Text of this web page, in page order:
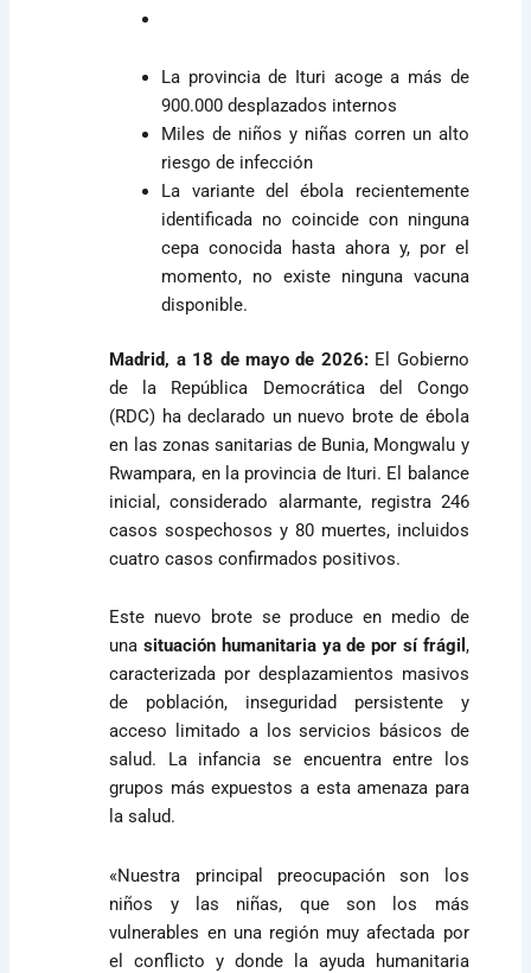
La provincia de Ituri acoge a más de
900.000 desplazados internos
Miles de niños y niñas corren un alto
riesgo de infección
La variante del ébola recientemente
identificada no coincide con ninguna
cepa conocida hasta ahora y, por el
momento, no existe ninguna vacuna
disponible.
Madrid, a 18 de mayo de 2026:El Gobierno
de la República Democrática del Congo
(RDC) ha declarado un nuevo brote de ébola
en las zonas sanitarias de Bunia, Mongwalu y
Rwampara, en la provincia de Ituri. El balance
inicial, considerado alarmante, registra 246
casos sospechosos y 80 muertes, incluidos
cuatro casos confirmados positivos.
Este nuevo brote se produce en medio de
unasituación humanitaria ya de por sí frágil ,
caracterizada por desplazamientos masivos
de población, inseguridad persistente y
acceso limitado a los servicios básicos de
salud. La infancia se encuentra entre los
grupos más expuestos a esta amenaza para
la salud.
«Nuestra principal preocupación son los
niños y las niñas, que son los más
vulnerables en una región muy afectada por
el conflicto y donde la ayuda humanitaria